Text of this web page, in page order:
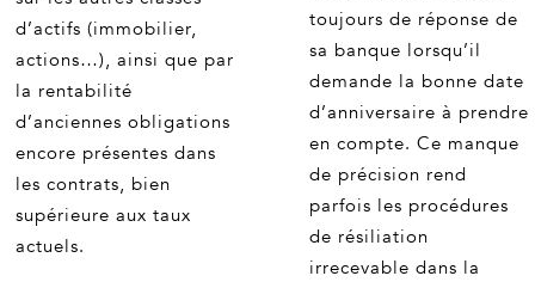
d’actifs (immobilier,
actions…), ainsi que par
la rentabilité
d’anciennes obligations
encore présentes dans
les contrats, bien
supérieure aux taux
actuels.
toujours de réponse de
sa banque lorsqu’il
demande la bonne date
d’anniversaire à prendre
en compte. Ce manque
de précision rend
parfois les procédures
de résiliation
irrecevable dans la